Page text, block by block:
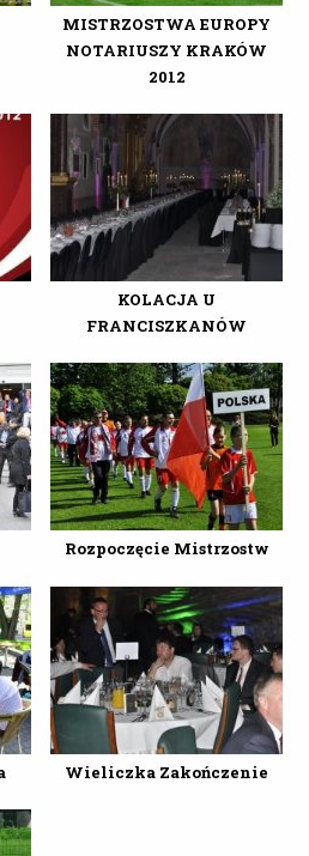
MISTRZOSTWA EUROPY
NOTARIUSZY KRAKÓW
2012
KOLACJA U
FRANCISZKANÓW
Rozpoczęcie Mistrzostw
Wieliczka Zakończenie